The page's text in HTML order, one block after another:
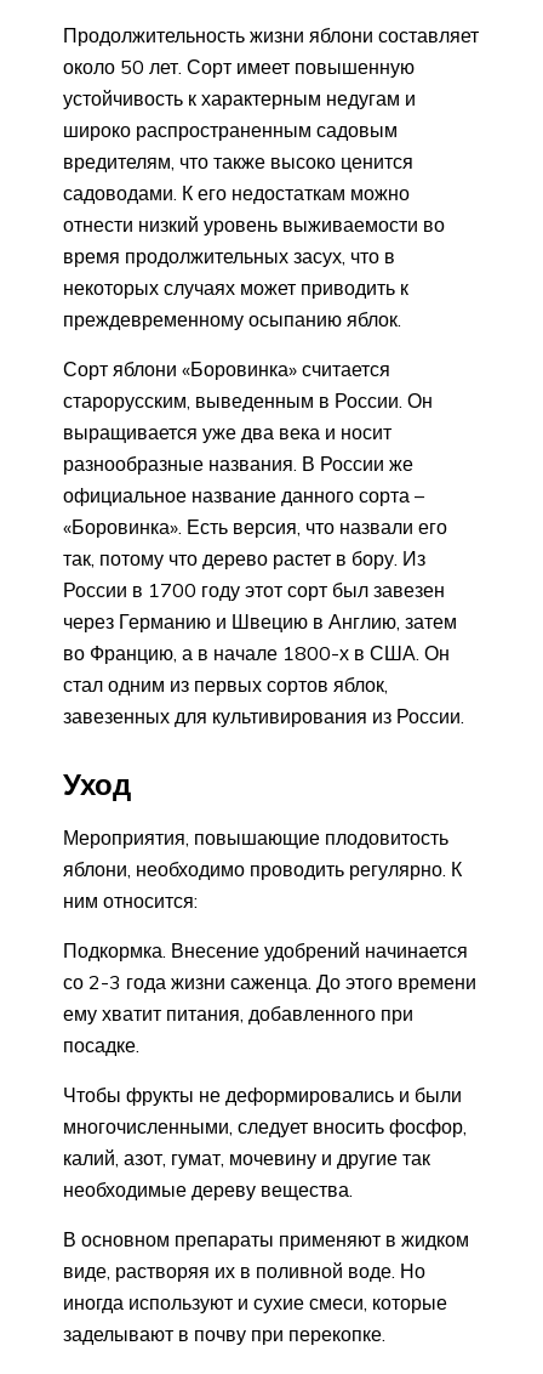
Продолжительность жизни яблони составляет
около 50 лет. Сорт имеет повышенную
устойчивость к характерным недугам и
широко распространенным садовым
вредителям, что также высоко ценится
садоводами. К его недостаткам можно
отнести низкий уровень выживаемости во
время продолжительных засух, что в
некоторых случаях может приводить к
преждевременному осыпанию яблок.
Сорт яблони «Боровинка» считается
старорусским, выведенным в России. Он
выращивается уже два века и носит
разнообразные названия. В России же
официальное название данного сорта –
«Боровинка». Есть версия, что назвали его
так, потому что дерево растет в бору. Из
России в 1700 году этот сорт был завезен
через Германию и Швецию в Англию, затем
во Францию, а в начале 1800-х в США. Он
стал одним из первых сортов яблок,
завезенных для культивирования из России.
Уход
Мероприятия, повышающие плодовитость
яблони, необходимо проводить регулярно. К
ним относится:
Подкормка. Внесение удобрений начинается
со 2-3 года жизни саженца. До этого времени
ему хватит питания, добавленного при
посадке.
Чтобы фрукты не деформировались и были
многочисленными, следует вносить фосфор,
калий, азот, гумат, мочевину и другие так
необходимые дереву вещества.
В основном препараты применяют в жидком
виде, растворяя их в поливной воде. Но
иногда используют и сухие смеси, которые
заделывают в почву при перекопке.